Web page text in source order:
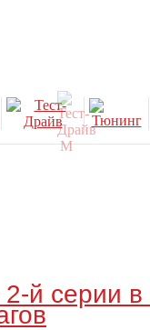
й серии